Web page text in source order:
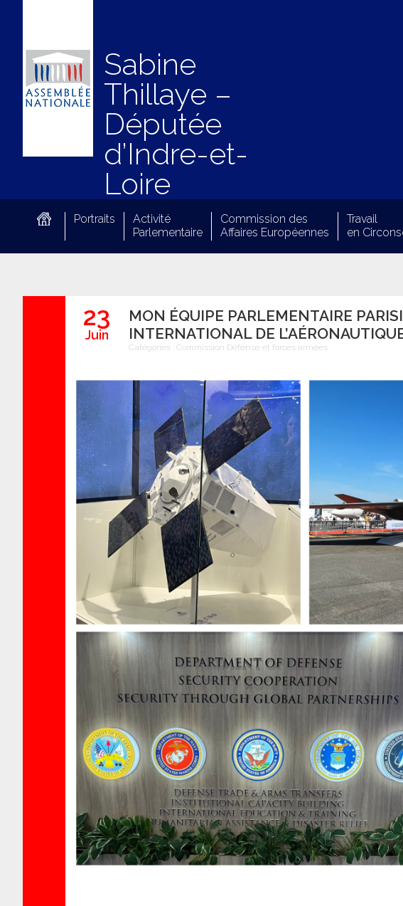
Sabine
Thillaye –
Députée
d’Indre-et-
Loire
Portraits
Activité
Parlementaire
Commission des
Affaires Européennes
Travail
en
23
Juin
MON ÉQUIPE PARLEMENTAIRE
INTERNATIONAL DE
Catégories : Commission Défense et forces armées